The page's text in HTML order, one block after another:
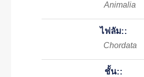
Animalia
ไฟลัม::
Chordata
ชั้น::